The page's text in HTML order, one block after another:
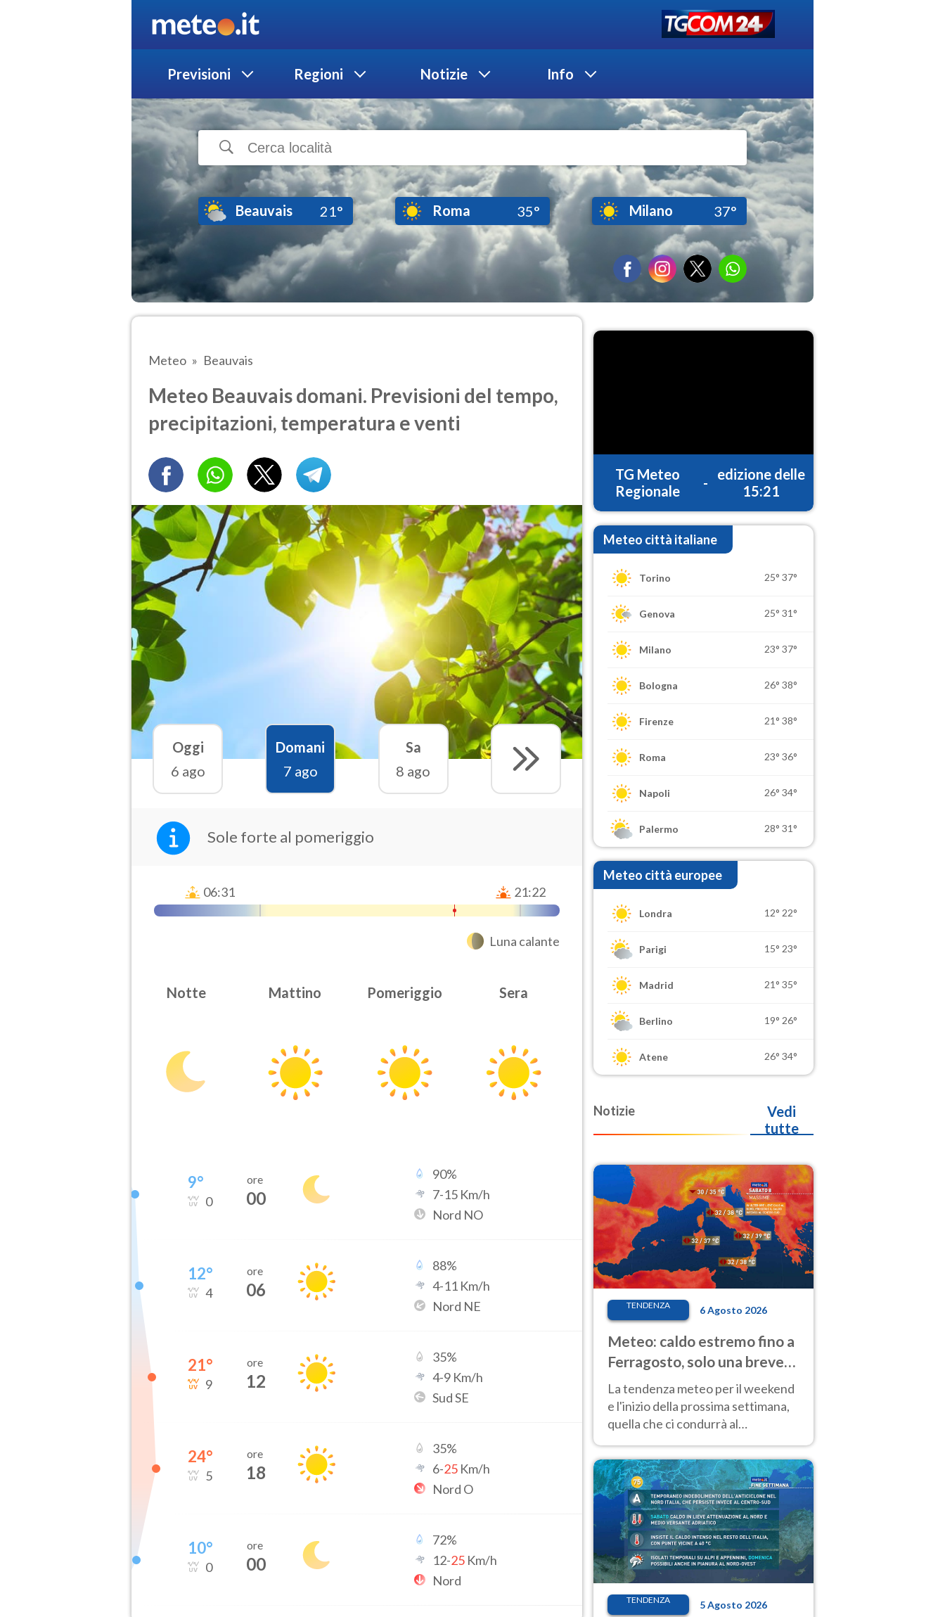
Previsioni Regioni Notizie Info
Beauvais 21° Roma 35° Milano 37°
Meteo Beauvais
Meteo Beauvais domani. Previsioni del tempo,
precipitazioni, temperatura e venti
Oggi
6 ago
Domani
7 ago
Sa
8 ago
Sole forte al pomeriggio
06:31 21:22
Luna calante
Notte Mattino Pomeriggio Sera
9°
0
ore
00
90%
7-15 Km/h
Nord NO
12°
4
ore
06
88%
4-11 Km/h
Nord NE
21°
9
ore
12
35%
4-9 Km/h
Sud SE
24°
5
ore
18
35%
6-25 Km/h
Nord O
10°
0
ore
00
72%
12-25 Km/h
Nord
TG Meteo
Regionale
-
edizione delle
15:21
Meteo città italiane
Torino 25° 37°
Genova 25° 31°
Milano 23° 37°
Bologna 26° 38°
Firenze 21° 38°
Roma 23° 36°
Napoli 26° 34°
Palermo 28° 31°
Meteo città europee
Londra 12° 22°
Parigi 15° 23°
Madrid 21° 35°
Berlino 19° 26°
Atene 26° 34°
Notizie
Vedi
tutte
TENDENZA 6 Agosto 2026
Meteo: caldo estremo fino a
Ferragosto, solo una breve
pausa. Ecco dove
La tendenza meteo per il weekend
e l'inizio della prossima settimana,
quella che ci condurrà al
temperature molto elevate
TENDENZA 5 Agosto 2026